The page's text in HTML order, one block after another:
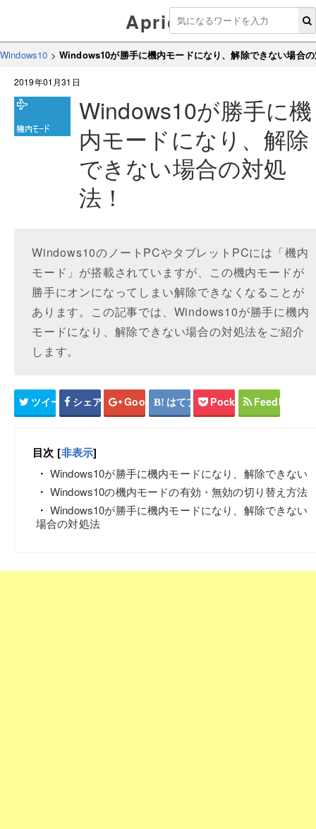
Aprico
Windows10 > Windows10が勝手に機内モードになり、解除できない場合
2019年01月31日
Windows10が勝手に機
内モードになり、解除
できない場合の対処
法！
Windows10のノートPCやタブレットPCには「機内
モード」が搭載されていますが、この機内モードが
勝手にオンになってしまい解除できなくなることが
あります。この記事では、Windows10が勝手に機内
モードになり、解除できない場合の対処法をご紹介
します。
ツイート シェア Google+ はてブ Pocket Feedly
目次 [非表示]
Windows10が勝手に機内モードになり、解除できない
Windows10の機内モードの有効・無効の切り替え方法
Windows10が勝手に機内モードになり、解除できない
場合の対処法